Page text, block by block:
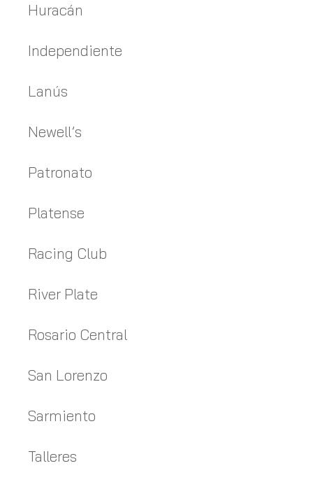
Huracán
Independiente
Lanús
Newell’s
Patronato
Platense
Racing Club
River Plate
Rosario Central
San Lorenzo
Sarmiento
Talleres